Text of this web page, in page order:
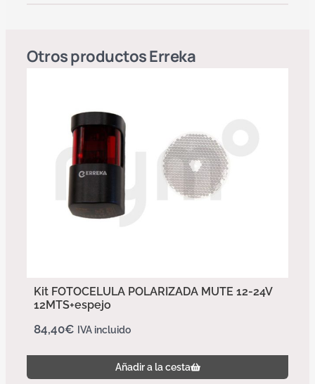
Otros productosErreka
Kit FOTOCELULA POLARIZADA MUTE 12-24V
12MTS+espejo
84,40€ IVA incluido
Añadir a la cesta